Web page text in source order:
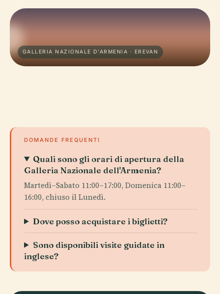
GALLERIA NAZIONALE D'ARMENIA · EREVAN
DOMANDE FREQUENTI
Quali sono gli orari di apertura della
Galleria Nazionale dell'Armenia?
Martedì–Sabato 11:00–17:00, Domenica 11:00–
16:00, chiuso il Lunedì.
Dove posso acquistare i biglietti?
Sono disponibili visite guidate in
inglese?